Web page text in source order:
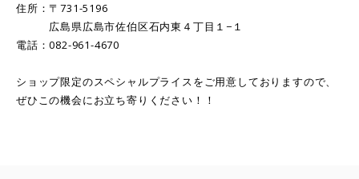
住所：〒731-5196
広島県広島市佐伯区石内東４丁目１−１
電話：082-961-4670
ショップ限定のスペシャルプライスをご用意しておりますので、
ぜひこの機会にお立ち寄りください！！